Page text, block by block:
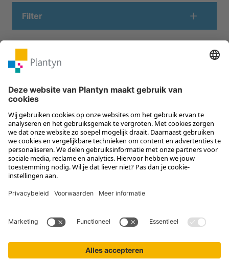
Filter
Menu
Profielgegevens
Meer van Plantyn
Plantyn
Scoodle
Volg Plantyn op social media